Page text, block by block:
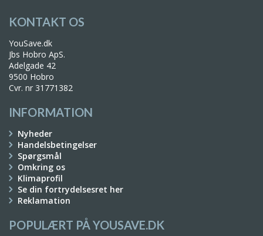
KONTAKT OS
YouSave.dk
Jbs Hobro ApS.
Adelgade 42
9500 Hobro
Cvr. nr 31771382
INFORMATION
Nyheder
Handelsbetingelser
Spørgsmål
Omkring os
Klimaprofil
Se din fortrydelsesret her
Reklamation
POPULÆRT PÅ YOUSAVE.DK